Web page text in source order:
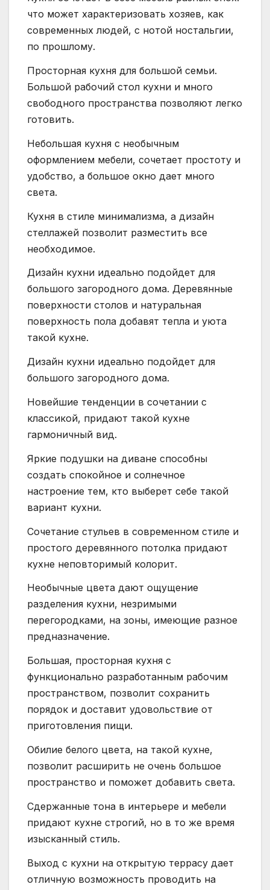
что может характеризовать хозяев, как
современных людей, с нотой ностальгии,
по прошлому.
Просторная кухня для большой семьи.
Большой рабочий стол кухни и много
свободного пространства позволяют легко
готовить.
Небольшая кухня с необычным
оформлением мебели, сочетает простоту и
удобство, а большое окно дает много
света.
Кухня в стиле минимализма, а дизайн
стеллажей позволит разместить все
необходимое.
Дизайн кухни идеально подойдет для
большого загородного дома. Деревянные
поверхности столов и натуральная
поверхность пола добавят тепла и уюта
такой кухне.
Дизайн кухни идеально подойдет для
большого загородного дома.
Новейшие тенденции в сочетании с
классикой, придают такой кухне
гармоничный вид.
Яркие подушки на диване способны
создать спокойное и солнечное
настроение тем, кто выберет себе такой
вариант кухни.
Сочетание стульев в современном стиле и
простого деревянного потолка придают
кухне неповторимый колорит.
Необычные цвета дают ощущение
разделения кухни, незримыми
перегородками, на зоны, имеющие разное
предназначение.
Большая, просторная кухня с
функционально разработанным рабочим
пространством, позволит сохранить
порядок и доставит удовольствие от
приготовления пищи.
Обилие белого цвета, на такой кухне,
позволит расширить не очень большое
пространство и поможет добавить света.
Сдержанные тона в интерьере и мебели
придают кухне строгий, но в то же время
изысканный стиль.
Выход с кухни на открытую террасу дает
отличную возможность проводить на